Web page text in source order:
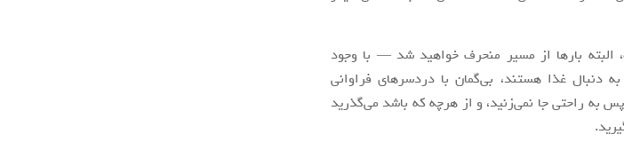
البته بارها از مسیر منحرف خواهید شد — با وجود
دنبال غذا هستند، بی‌گمان با دردسرهای فراوانی
به راحتی جا نمی‌زنید، و از هرچه که باشد می‌گذرید